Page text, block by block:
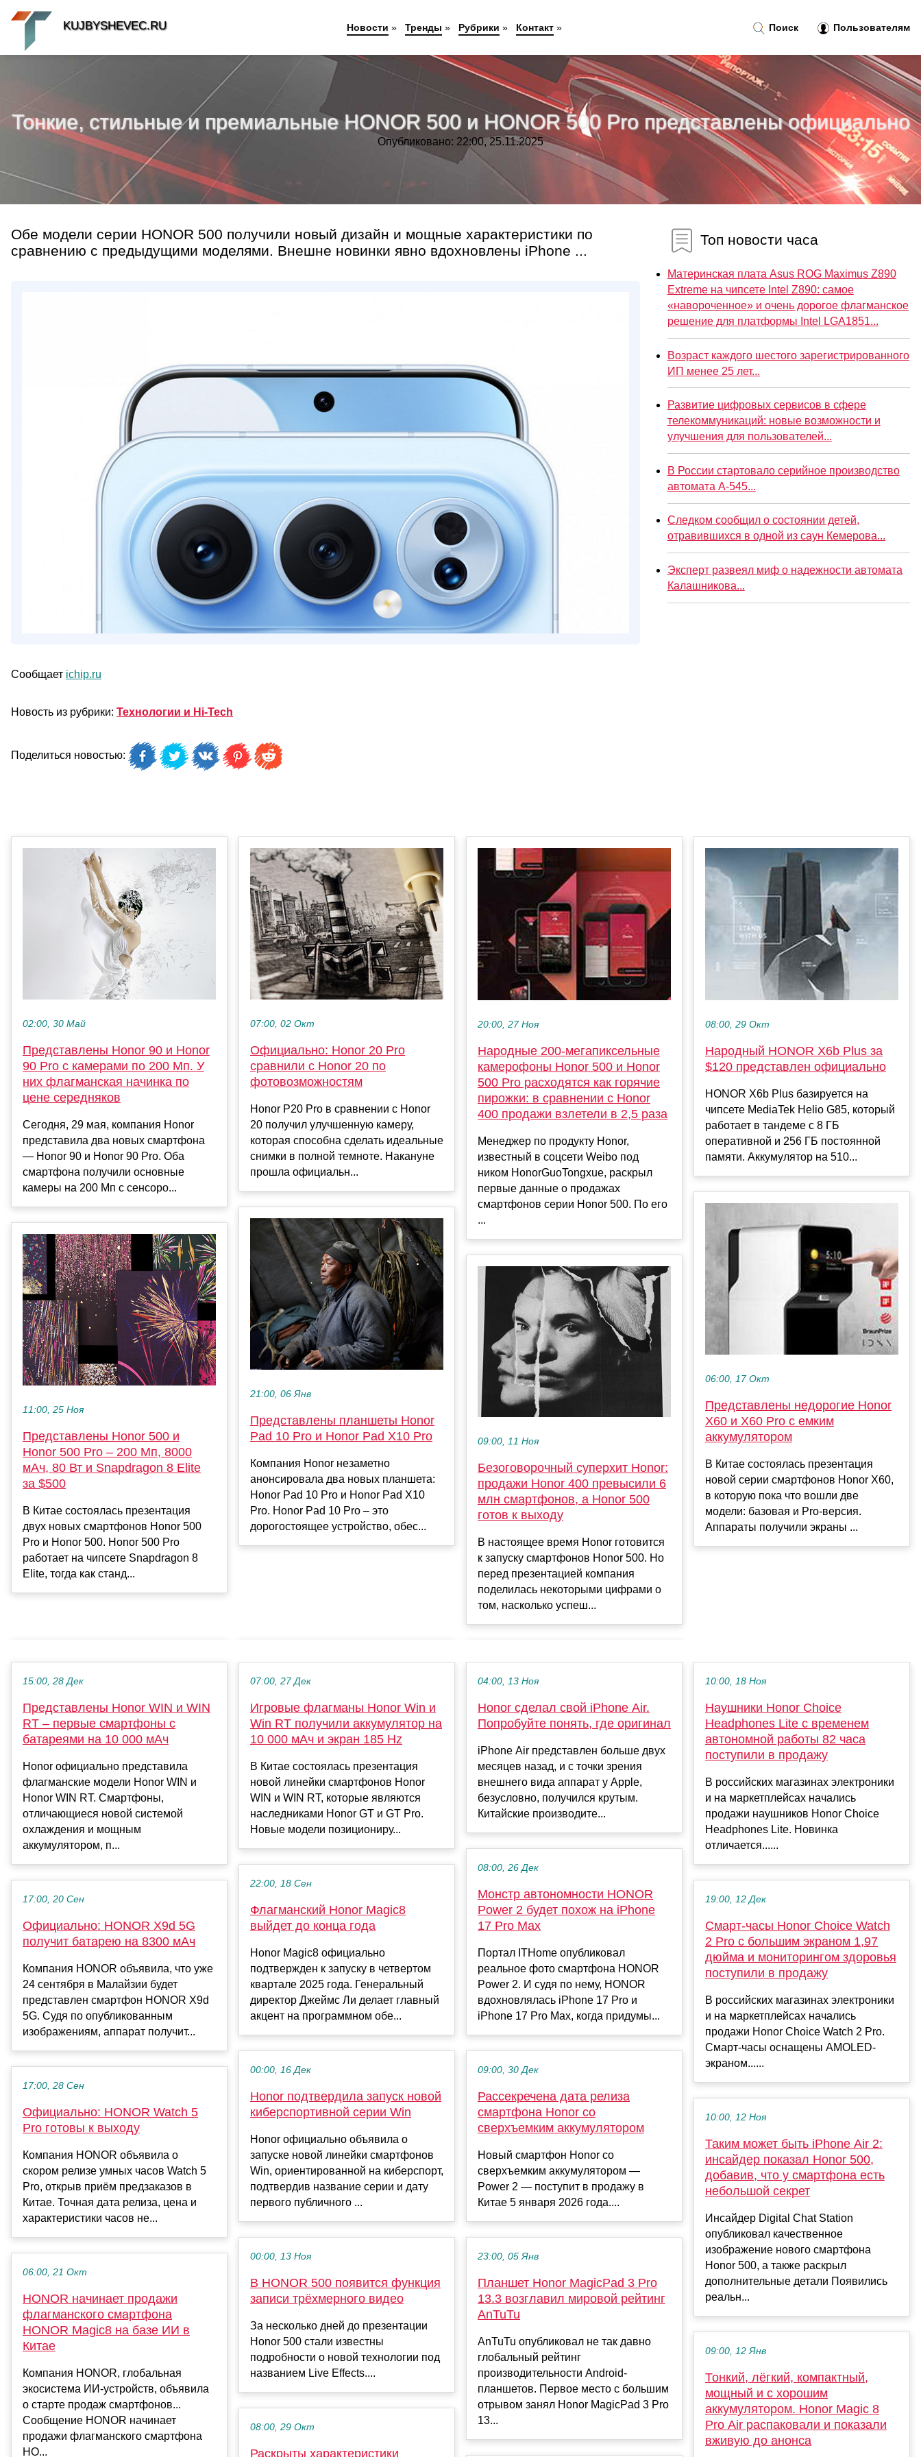
Тонкие, стильные и премиальные HONOR 500 и HONOR 500 Pro представлены официально
Опубликовано: 22:00, 25.11.2025
Обе модели серии HONOR 500 получили новый дизайн и мощные характеристики по
сравнению с предыдущими моделями. Внешне новинки явно вдохновлены iPhone ...
Сообщает ichip.ru
Новость из рубрики: Технологии и Hi-Tech
Поделиться новостью:
Топ новости часа
Материнская плата Asus ROG Maximus Z890
Extreme на чипсете Intel Z890: самое
«навороченное» и очень дорогое флагманское
решение для платформы Intel LGA1851...
Возраст каждого шестого зарегистрированного
ИП менее 25 лет...
Развитие цифровых сервисов в сфере
телекоммуникаций: новые возможности и
улучшения для пользователей...
В России стартовало серийное производство
автомата А-545...
Следком сообщил о состоянии детей,
отравившихся в одной из саун Кемерова...
Эксперт развеял миф о надежности автомата
Калашникова...
02:00, 30 Май
Представлены Honor 90 и Honor
90 Pro с камерами по 200 Мп. У
них флагманская начинка по
цене середняков
Сегодня, 29 мая, компания Honor
представила два новых смартфона
— Honor 90 и Honor 90 Pro. Оба
смартфона получили основные
камеры на 200 Мп с сенсоро...
11:00, 25 Ноя
Представлены Honor 500 и
Honor 500 Pro – 200 Мп, 8000
мАч, 80 Вт и Snapdragon 8 Elite
за $500
В Китае состоялась презентация
двух новых смартфонов Honor 500
Pro и Honor 500. Honor 500 Pro
работает на чипсете Snapdragon 8
Elite, тогда как станд...
07:00, 02 Окт
Официально: Honor 20 Pro
сравнили с Honor 20 по
фотовозможностям
Honor P20 Pro в сравнении с Honor
20 получил улучшенную камеру,
которая способна сделать идеальные
снимки в полной темноте. Накануне
прошла официальн...
21:00, 06 Янв
Представлены планшеты Honor
Pad 10 Pro и Honor Pad X10 Pro
Компания Honor незаметно
анонсировала два новых планшета:
Honor Pad 10 Pro и Honor Pad X10
Pro. Honor Pad 10 Pro – это
дорогостоящее устройство, обес...
20:00, 27 Ноя
Народные 200-мегапиксельные
камерофоны Honor 500 и Honor
500 Pro расходятся как горячие
пирожки: в сравнении с Honor
400 продажи взлетели в 2,5 раза
Менеджер по продукту Honor,
известный в соцсети Weibo под
ником HonorGuoTongxue, раскрыл
первые данные о продажах
смартфонов серии Honor 500. По его
...
09:00, 11 Ноя
Безоговорочный суперхит Honor:
продажи Honor 400 превысили 6
млн смартфонов, а Honor 500
готов к выходу
В настоящее время Honor готовится
к запуску смартфонов Honor 500. Но
перед презентацией компания
поделилась некоторыми цифрами о
том, насколько успеш...
08:00, 29 Окт
Народный HONOR X6b Plus за
$120 представлен официально
HONOR X6b Plus базируется на
чипсете MediaTek Helio G85, который
работает в тандеме с 8 ГБ
оперативной и 256 ГБ постоянной
памяти. Аккумулятор на 510...
06:00, 17 Окт
Представлены недорогие Honor
X60 и X60 Pro с емким
аккумулятором
В Китае состоялась презентация
новой серии смартфонов Honor X60,
в которую пока что вошли две
модели: базовая и Pro-версия.
Аппараты получили экраны ...
15:00, 28 Дек
Представлены Honor WIN и WIN
RT – первые смартфоны с
батареями на 10 000 мАч
Honor официально представила
флагманские модели Honor WIN и
Honor WIN RT. Смартфоны,
отличающиеся новой системой
охлаждения и мощным
аккумулятором, п...
17:00, 20 Сен
Официально: HONOR X9d 5G
получит батарею на 8300 мАч
Компания HONOR объявила, что уже
24 сентября в Малайзии будет
представлен смартфон HONOR X9d
5G. Судя по опубликованным
изображениям, аппарат получит...
17:00, 28 Сен
Официально: HONOR Watch 5
Pro готовы к выходу
Компания HONOR объявила о
скором релизе умных часов Watch 5
Pro, открыв приём предзаказов в
Китае. Точная дата релиза, цена и
характеристики часов не...
06:00, 21 Окт
HONOR начинает продажи
флагманского смартфона
HONOR Magic8 на базе ИИ в
Китае
Компания HONOR, глобальная
экосистема ИИ-устройств, объявила
о старте продаж смартфонов...
Сообщение HONOR начинает
продажи флагманского смартфона
HO...
07:00, 27 Дек
Игровые флагманы Honor Win и
Win RT получили аккумулятор на
10 000 мАч и экран 185 Hz
В Китае состоялась презентация
новой линейки смартфонов Honor
WIN и WIN RT, которые являются
наследниками Honor GT и GT Pro.
Новые модели позициониру...
22:00, 18 Сен
Флагманский Honor Magic8
выйдет до конца года
Honor Magic8 официально
подтвержден к запуску в четвертом
квартале 2025 года. Генеральный
директор Джеймс Ли делает главный
акцент на программном обе...
00:00, 16 Дек
Honor подтвердила запуск новой
киберспортивной серии Win
Honor официально объявила о
запуске новой линейки смартфонов
Win, ориентированной на киберспорт,
подтвердив название серии и дату
первого публичного ...
00:00, 13 Ноя
В HONOR 500 появится функция
записи трёхмерного видео
За несколько дней до презентации
Honor 500 стали известны
подробности о новой технологии под
названием Live Effects....
08:00, 29 Окт
Раскрыты характеристики
04:00, 13 Ноя
Honor сделал свой iPhone Air.
Попробуйте понять, где оригинал
iPhone Air представлен больше двух
месяцев назад, и с точки зрения
внешнего вида аппарат у Apple,
безусловно, получился крутым.
Китайские производите...
08:00, 26 Дек
Монстр автономности HONOR
Power 2 будет похож на iPhone
17 Pro Max
Портал ITHome опубликовал
реальное фото смартфона HONOR
Power 2. И судя по нему, HONOR
вдохновлялась iPhone 17 Pro и
iPhone 17 Pro Max, когда придумы...
09:00, 30 Дек
Рассекречена дата релиза
смартфона Honor cо
сверхъемким аккумулятором
Новый смартфон Honor со
сверхъемким аккумулятором —
Power 2 — поступит в продажу в
Китае 5 января 2026 года....
23:00, 05 Янв
Планшет Honor MagicPad 3 Pro
13.3 возглавил мировой рейтинг
AnTuTu
AnTuTu опубликовал не так давно
глобальный рейтинг
производительности Android-
планшетов. Первое место с большим
отрывом занял Honor MagicPad 3 Pro
13...
10:00, 18 Ноя
Наушники Honor Choice
Headphones Lite с временем
автономной работы 82 часа
поступили в продажу
В российских магазинах электроники
и на маркетплейсах начались
продажи наушников Honor Choice
Headphones Lite. Новинка
отличается......
19:00, 12 Дек
Смарт-часы Honor Choice Watch
2 Pro с большим экраном 1,97
дюйма и мониторингом здоровья
поступили в продажу
В российских магазинах электроники
и на маркетплейсах начались
продажи Honor Choice Watch 2 Pro.
Смарт-часы оснащены AMOLED-
экраном......
10:00, 12 Ноя
Таким может быть iPhone Air 2:
инсайдер показал Honor 500,
добавив, что у смартфона есть
небольшой секрет
Инсайдер Digital Chat Station
опубликовал качественное
изображение нового смартфона
Honor 500, а также раскрыл
дополнительные детали Появились
реальн...
09:00, 12 Янв
Тонкий, лёгкий, компактный,
мощный и с хорошим
аккумулятором. Honor Magic 8
Pro Air распаковали и показали
вживую до анонса
Поиск Пользователям
KUJBYSHEVEC.RU Новости » Тренды » Рубрики » Контакт»